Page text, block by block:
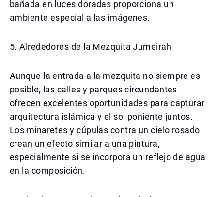
bañada en luces doradas proporciona un
ambiente especial a las imágenes.
5. Alrededores de la Mezquita Jumeirah
Aunque la entrada a la mezquita no siempre es
posible, las calles y parques circundantes
ofrecen excelentes oportunidades para capturar
arquitectura islámica y el sol poniente juntos.
Los minaretes y cúpulas contra un cielo rosado
crean un efecto similar a una pintura,
especialmente si se incorpora un reflejo de agua
en la composición.